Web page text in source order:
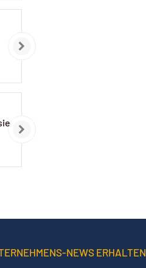
NEWS ERHALTEN